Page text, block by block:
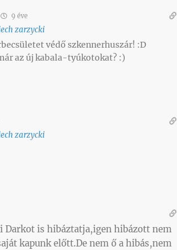
9 éve
zarzycki
védő szkennerhuszár! :D
az új kabala-tyúkotokat? :)
zarzycki
Darkot is hibáztatja,igen hibázott nem
kapunk előtt.De nem ő a hibás,nem